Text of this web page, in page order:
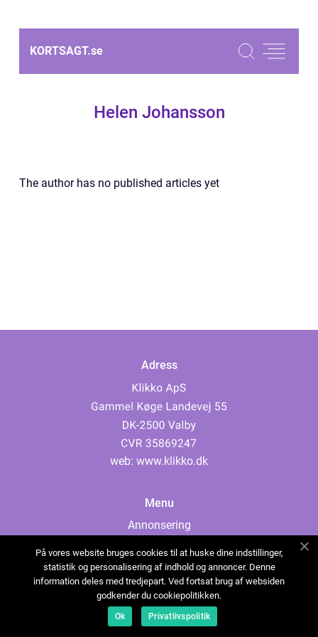
KORTSAGT.se
Helen Johansson
The author has no published articles yet
Adress
web: www.klikko.dk
Menu
Annonsering
Cookies
Kontakta oss
Sitemap
På vores website bruges cookies til at huske dine indstillinger,
statistik og personalisering af indhold og annoncer. Denne
information deles med tredjepart. Ved fortsat brug af websiden
godkender du cookiepolitikken.
Ok Privatlivspolitik